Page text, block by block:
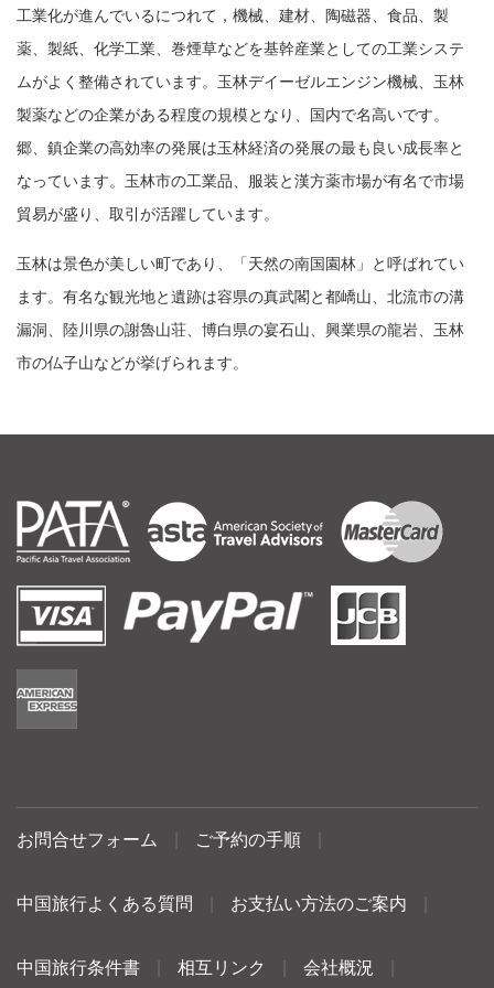
工業化が進んでいるにつれて，機械、建材、陶磁器、食品、製
薬、製紙、化学工業、巻煙草などを基幹産業としての工業システ
ムがよく整備されています。玉林デイーゼルエンジン機械、玉林
製薬などの企業がある程度の規模となり、国内で名高いです。
郷、鎮企業の高効率の発展は玉林経済の発展の最も良い成長率と
なっています。玉林市の工業品、服装と漢方薬市場が有名で市場
貿易が盛り、取引が活躍しています。
玉林は景色が美しい町であり、「天然の南国園林」と呼ばれてい
ます。有名な観光地と遺跡は容県の真武閣と都嶠山、北流市の溝
漏洞、陸川県の謝魯山荘、博白県の宴石山、興業県の龍岩、玉林
市の仏子山などが挙げられます。
お問合せフォーム ご予約の手順
中国旅行よくある質問 お支払い方法のご案内
中国旅行条件書 相互リンク 会社概況